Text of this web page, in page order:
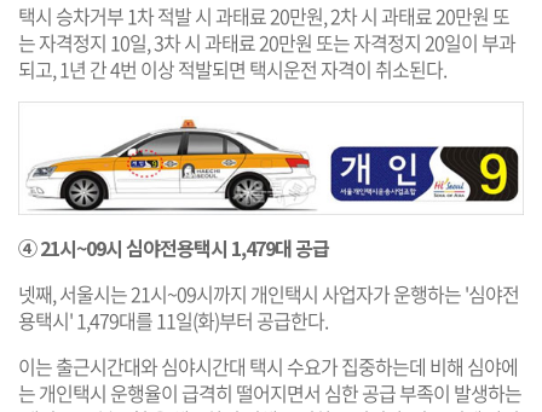
택시 승차거부 1차 적발 시 과태료 20만원, 2차 시 과태료 20만원 또
는 자격정지 10일, 3차 시 과태료 20만원 또는 자격정지 20일이 부과
되고, 1년 간 4번 이상 적발되면 택시운전 자격이 취소된다.
④ 21시~09시 심야전용택시 1,479대 공급
넷째, 서울시는 21시~09시까지 개인택시 사업자가 운행하는 '심야전
용택시' 1,479대를 11일(화)부터 공급한다.
이는 출근시간대와 심야시간대 택시 수요가 집중하는데 비해 심야에
는 개인택시 운행율이 급격히 떨어지면서 심한 공급 부족이 발생하는